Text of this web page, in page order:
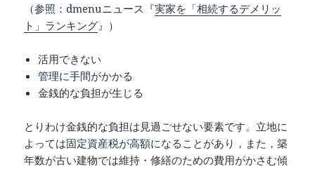
（参照：dmenuニュース『実家を「相続するデメリッ
ト」ランキング』）
活用できない
管理に手間がかかる
金銭的な負担が生じる
とりわけ金銭的な負担は見過ごせない要素です。立地に
よっては固定資産税が高額になることがあり，また，築
年数が古い建物では維持・修繕のための費用がかさむ傾